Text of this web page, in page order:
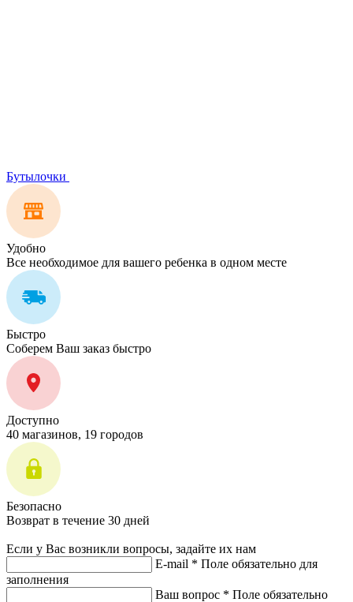
Бутылочки
Удобно
Все необходимое для вашего ребенка в одном месте
Быстро
Соберем Ваш заказ быстро
Доступно
40 магазинов, 19 городов
Безопасно
Возврат в течение 30 дней
Если у Вас возникли вопросы, задайте их нам
E-mail * Поле обязательно для
заполнения
Ваш вопрос * Поле обязательно